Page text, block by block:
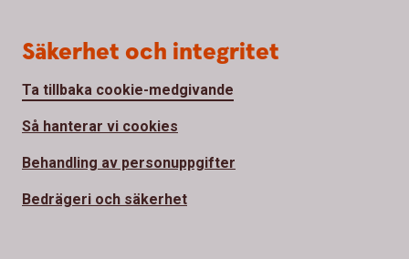
Säkerhet och integritet
Ta tillbaka cookie-medgivande
Så hanterar vi cookies
Behandling av personuppgifter
Bedrägeri och säkerhet